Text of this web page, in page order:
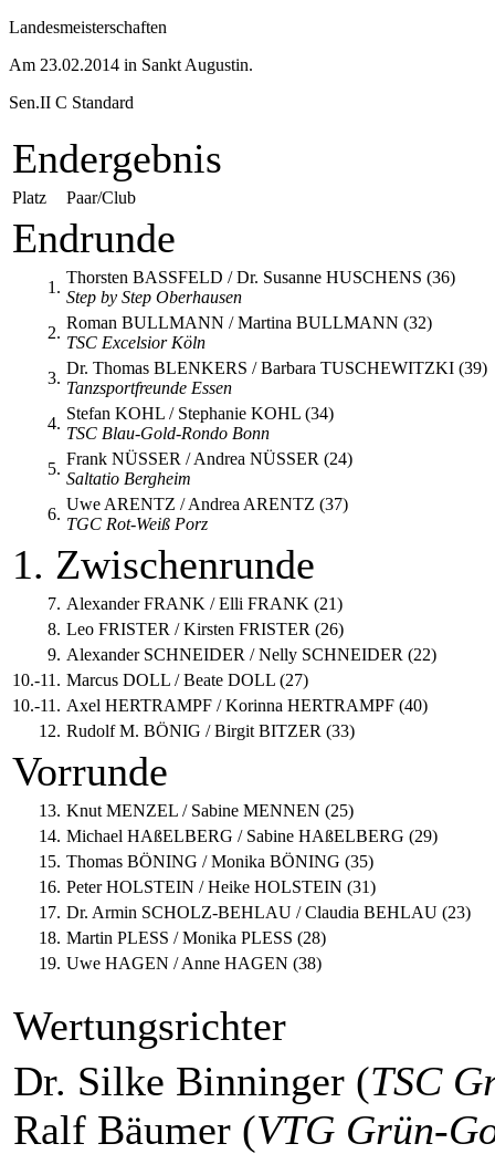
Landesmeisterschaften
Am 23.02.2014 in Sankt Augustin.
Sen.II C Standard
Endergebnis
Platz Paar/Club
Endrunde
1.
Thorsten BASSFELD / Dr. Susanne HUSCHENS (36)
Step by Step Oberhausen
2.
Roman BULLMANN / Martina BULLMANN (32)
TSC Excelsior Köln
3.
Dr. Thomas BLENKERS / Barbara TUSCHEWITZKI (39)
Tanzsportfreunde Essen
4.
Stefan KOHL / Stephanie KOHL (34)
TSC Blau-Gold-Rondo Bonn
5.
Frank NÜSSER / Andrea NÜSSER (24)
Saltatio Bergheim
6.
Uwe ARENTZ / Andrea ARENTZ (37)
TGC Rot-Weiß Porz
1. Zwischenrunde
7. Alexander FRANK / Elli FRANK (21)
8. Leo FRISTER / Kirsten FRISTER (26)
9. Alexander SCHNEIDER / Nelly SCHNEIDER (22)
10.-11. Marcus DOLL / Beate DOLL (27)
10.-11. Axel HERTRAMPF / Korinna HERTRAMPF (40)
12. Rudolf M. BÖNIG / Birgit BITZER (33)
Vorrunde
13. Knut MENZEL / Sabine MENNEN (25)
14. Michael HAßELBERG / Sabine HAßELBERG (29)
15. Thomas BÖNING / Monika BÖNING (35)
16. Peter HOLSTEIN / Heike HOLSTEIN (31)
17. Dr. Armin SCHOLZ-BEHLAU / Claudia BEHLAU (23)
18. Martin PLESS / Monika PLESS (28)
19. Uwe HAGEN / Anne HAGEN (38)
Wertungsrichter
Dr. Silke Binninger (TSC
Ralf Bäumer (VTG Grün-